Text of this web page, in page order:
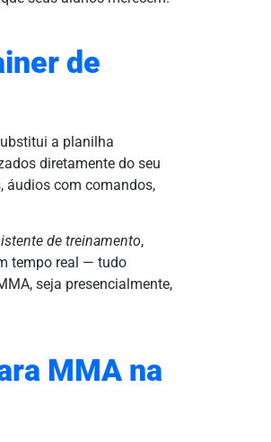
de
a planilha
diretamente do seu
áudios com comandos,
de treinamento,
tempo real — tudo
seja presencialmente,
MMA na